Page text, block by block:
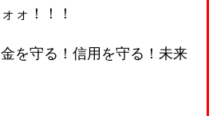
ォ！！！
金を守る！信用を守る！未来